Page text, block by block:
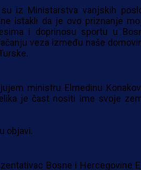
iz Ministarstva vanjskih
istakli da je ovo priznanje
i doprinosu sportu u
veza između naše
ministru Elmedinu
je čast nositi ime svoje
objavi.
Bosne i Hercegovine